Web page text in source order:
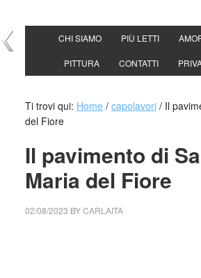
CHI SIAMO PIÙ LETTI
PITTURA CONTATTI
Ti trovi qui: Home / capolavori /Il
del Fiore
Il pavimento di
Maria del Fiore
02/08/2023 BYCARLAITA